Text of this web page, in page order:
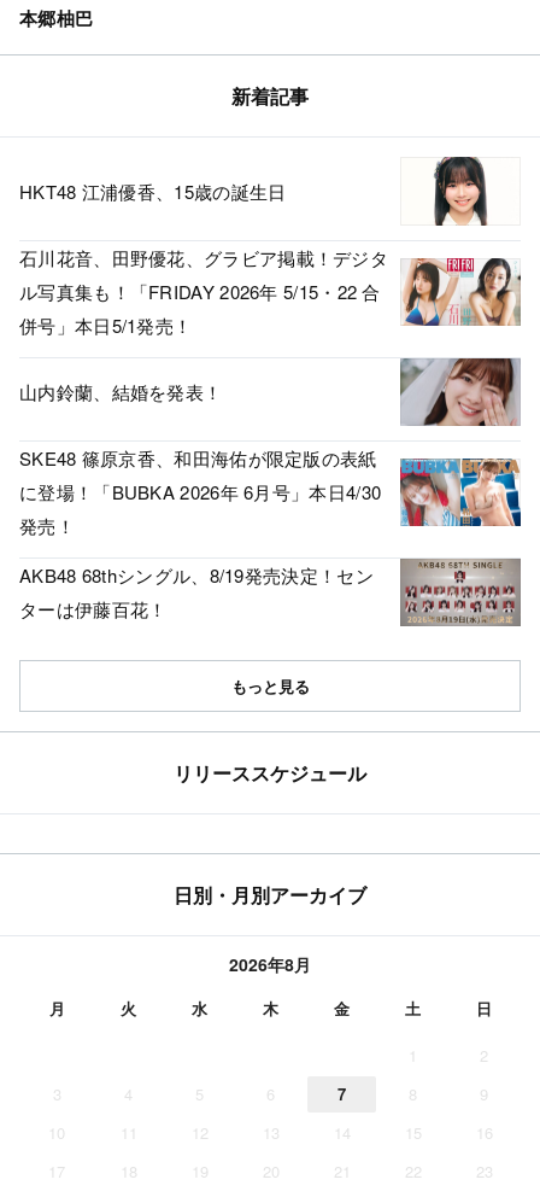
本郷柚巴
新着記事
HKT48 江浦優香、15歳の誕生日
石川花音、田野優花、グラビア掲載！デジタ
ル写真集も！「FRIDAY 2026年 5/15・22 合
併号」本日5/1発売！
山内鈴蘭、結婚を発表！
SKE48 篠原京香、和田海佑が限定版の表紙
に登場！「BUBKA 2026年 6月号」本日4/30
発売！
AKB48 68thシングル、8/19発売決定！セン
ターは伊藤百花！
もっと見る
リリーススケジュール
日別・月別アーカイブ
2026年8月
月 火 水 木 金 土 日
1
2
3
4 5 6 7 8
9
10
11 12 13 14 15
16
17
18 19 20 21 22
23